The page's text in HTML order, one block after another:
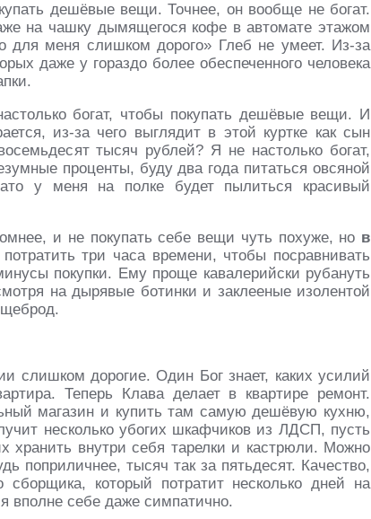
дешёвые вещи. Точнее, он вообще не богат.
на чашку дымящегося кофе в автомате этажом
для меня слишком дорого» Глеб не умеет. Из-за
даже у гораздо более обеспеченного человека
богат, чтобы покупать дешёвые вещи. И
из-за чего выглядит в этой куртке как сын
тысяч рублей? Я не настолько богат,
проценты, буду два года питаться овсяной
у меня на полке будет пылиться красивый
и не покупать себе вещи чуть похуже, но в
три часа времени, чтобы посравнивать
покупки. Ему проще кавалерийски рубануть
на дырявые ботинки и заклееные изолентой
слишком дорогие. Один Бог знает, каких усилий
Теперь Клава делает в квартире ремонт.
магазин и купить там самую дешёвую кухню,
несколько убогих шкафчиков из ЛДСП, пусть
хранить внутри себя тарелки и кастрюли. Можно
поприличнее, тысяч так за пятьдесят. Качество,
который потратит несколько дней на
вполне себе даже симпатично.